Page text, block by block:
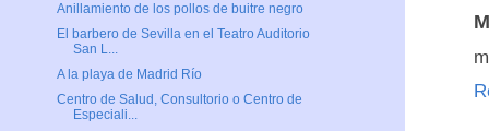
Anillamiento de los pollos de buitre negro
El barbero de Sevilla en el Teatro Auditorio
San L...
A la playa de Madrid Río
Centro de Salud, Consultorio o Centro de
Especiali...